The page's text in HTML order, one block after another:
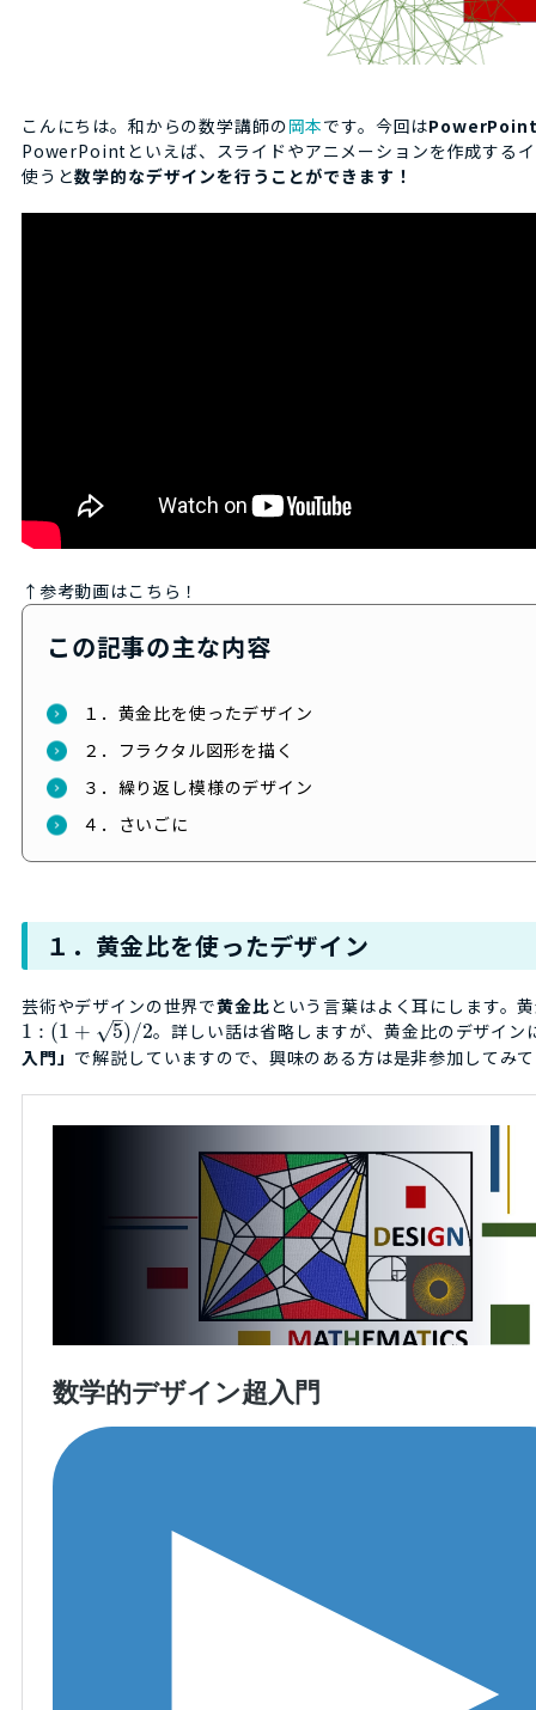
こんにちは。和からの数学講師の岡本です。今回は
PowerPointといえば、スライドやアニメーションを作成する
使うと数学的なデザインを行うことができます！
↑参考動画はこちら！
この記事の主な内容
１．黄金比を使ったデザイン
２．フラクタル図形を描く
３．繰り返し模様のデザイン
４．さいごに
１．黄金比を使ったデザイン
芸術やデザインの世界で黄金比という言葉はよく耳にします。
1 : (1 + 5
–
√ )/2。詳しい話は省略しますが、黄金比のデザイン
入門」 で解説していますので、興味のある方は是非参加してみ